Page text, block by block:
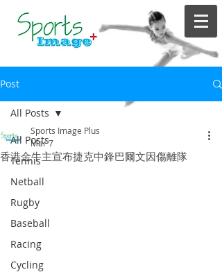
Post
All Posts
Tennis
Netball
Rugby
Baseball
Racing
Cycling
All Posts
香港金牛主宣布捷克中鋒巴爾文因傷離隊
Sports Image Plus
Mar 7